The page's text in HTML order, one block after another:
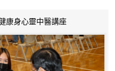
康身心靈中醫講座